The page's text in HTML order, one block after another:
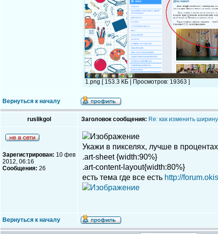
1.png [ 153.3 КБ | Просмотров: 19363 ]
Вернуться к началу
ruslikgol Заголовок сообщения: Re: как изменить
Зарегистрирован: 10 фев
2012, 06:16
Сообщения: 26
Укажи в пикселях, лучше в
.art-sheet {width:90%}
.art-content-layout{width:80%}
есть тема где все есть http://
Вернуться к началу